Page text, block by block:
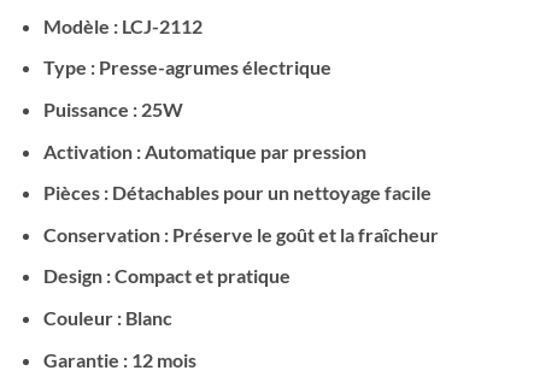
Modèle : LCJ-2112
Type : Presse-agrumes électrique
Puissance : 25W
Activation: Automatique par pression
Pièces: Détachables pour un nettoyage facile
Conservation: Préserve le goût et la fraîcheur
Design: Compact et pratique
Couleur: Blanc
Garantie : 12 mois